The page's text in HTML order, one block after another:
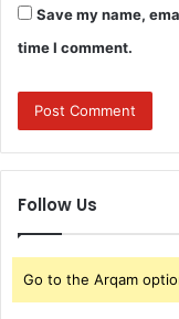
Save my name,
time I comment.
Follow Us
Go to the Arqam